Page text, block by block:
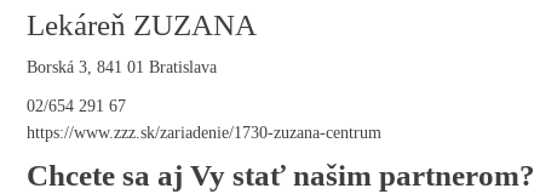
Lekáreň ZUZANA
Borská 3, 841 01 Bratislava
02/654 291 67
https://www.zzz.sk/zariadenie/1730-zuzana-centrum
Chcete sa aj Vy stať našim partnerom?